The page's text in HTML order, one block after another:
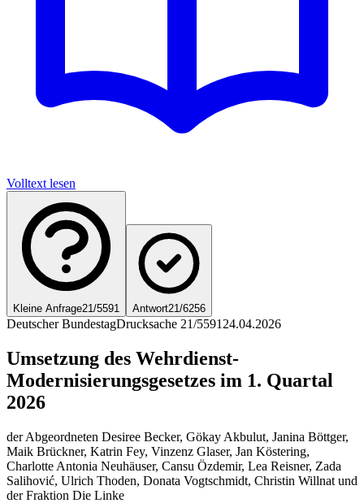
Volltext lesen
Kleine Anfrage21/5591 Antwort21/6256
Deutscher BundestagDrucksache 21/5591 24.04.2026
Umsetzung des Wehrdienst-
Modernisierungsgesetzes im 1. Quartal
2026
der Abgeordneten Desiree Becker, Gökay Akbulut, Janina Böttger,
Maik Brückner, Katrin Fey, Vinzenz Glaser, Jan Köstering,
Charlotte Antonia Neuhäuser, Cansu Özdemir, Lea Reisner, Zada
Salihović, Ulrich Thoden, Donata Vogtschmidt, Christin Willnat und
der Fraktion Die Linke